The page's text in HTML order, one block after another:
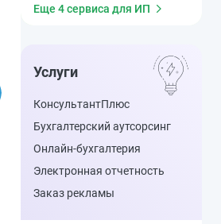
Еще 4 сервиса для ИП
Услуги
КонсультантПлюс
Бухгалтерский аутсорсинг
Онлайн-бухгалтерия
Электронная отчетность
Заказ рекламы